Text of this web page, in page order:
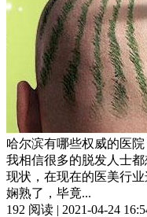
哈尔滨有哪些权威的医
我相信很多的脱发人士
现状，在现在的医美行
娴熟了，毕竟...
192 阅读 | 2021-04-24